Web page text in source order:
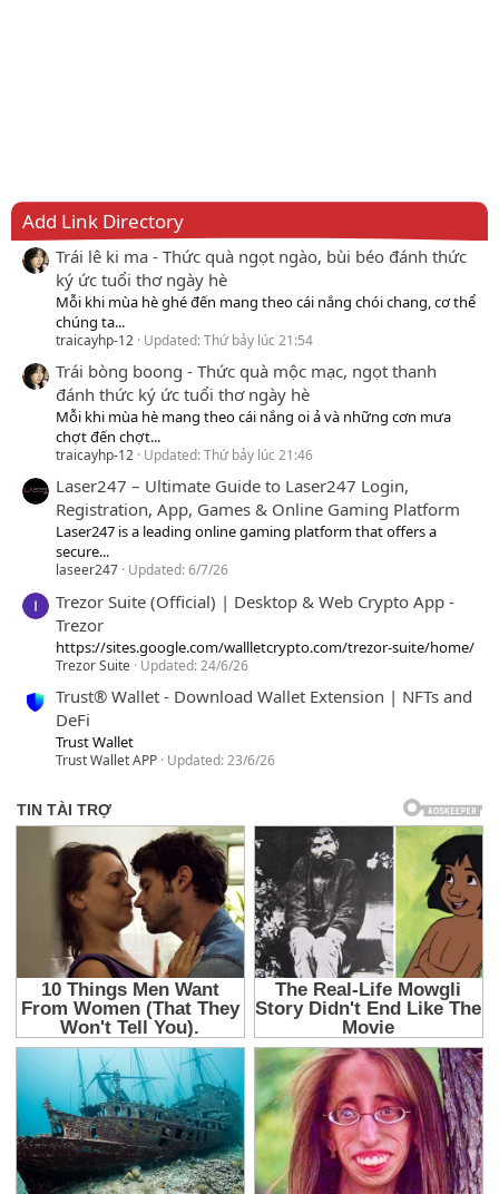
Add Link Directory
Trái lê ki ma - Thức quà ngọt ngào, bùi béo đánh thức
ký ức tuổi thơ ngày hè
Mỗi khi mùa hè ghé đến mang theo cái nắng chói chang, cơ thể
chúng ta...
traicayhp-12 Updated:Thứ bảy lúc 21:54
Trái bòng boong - Thức quà mộc mạc, ngọt thanh
đánh thức ký ức tuổi thơ ngày hè
Mỗi khi mùa hè mang theo cái nắng oi ả và những cơn mưa
chợt đến chợt...
traicayhp-12 Updated:Thứ bảy lúc 21:46
Laser247 – Ultimate Guide to Laser247 Login,
Registration, App, Games & Online Gaming Platform
Laser247 is a leading online gaming platform that offers a
secure...
laseer247 Updated:6/7/26
Trezor Suite (Official) | Desktop & Web Crypto App -
Trezor
https://sites.google.com/wallletcrypto.com/trezor-suite/home/
Trezor Suite Updated:24/6/26
Trust® Wallet - Download Wallet Extension | NFTs and
DeFi
Trust Wallet
Trust Wallet APP Updated:23/6/26